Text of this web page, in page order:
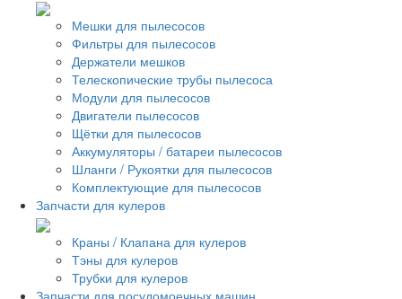
Мешки для пылесосов
Фильтры для пылесосов
Держатели мешков
Телескопические трубы пылесоса
Модули для пылесосов
Двигатели пылесосов
Щётки для пылесосов
Аккумуляторы / батареи пылесосов
Шланги / Рукоятки для пылесосов
Комплектующие для пылесосов
Запчасти для кулеров
Краны / Клапана для кулеров
Тэны для кулеров
Трубки для кулеров
Запчасти для посудомоечных машин